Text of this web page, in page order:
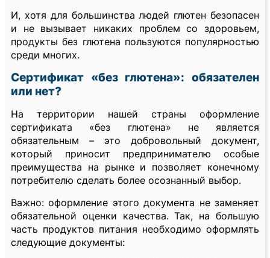
И, хотя для большинства людей глютен безопасен
и не вызывает никаких проблем со здоровьем,
продукты без глютена пользуются популярностью
среди многих.
Сертификат «без глютена»: обязателен
или нет?
На территории нашей страны оформление
сертификата «без глютена» не является
обязательным – это добровольный документ,
который приносит предпринимателю особые
преимущества на рынке и позволяет конечному
потребителю сделать более осознанный выбор.
Важно: оформление этого документа не заменяет
обязательной оценки качества. Так, на большую
часть продуктов питания необходимо оформлять
следующие документы: